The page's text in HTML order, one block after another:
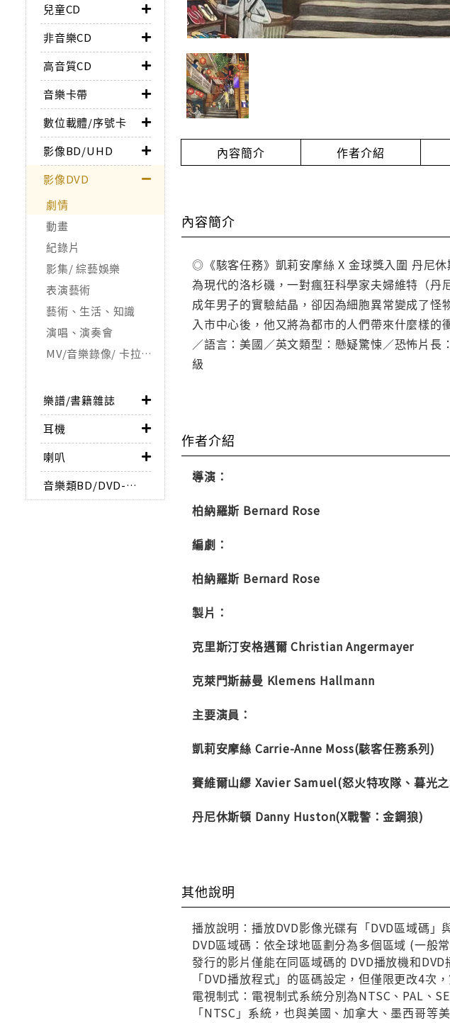
兒童CD
非音樂CD
高音質CD
音樂卡帶
數位載體/序號卡
影像BD/UHD
影像DVD
劇情
動畫
紀錄片
影集/ 綜藝娛樂
表演藝術
藝術、生活、知識
演唱、演奏會
MV/音樂錄像/ 卡拉OK
樂譜/書籍雜誌
耳機
喇叭
音樂類BD/DVD-AUDIO
內容簡介 作者介紹
內容簡介
◎《駭客任務》凱莉安摩絲 X 金球獎入圍 丹尼
為現代的洛杉磯，一對瘋狂科學家夫婦維特（
成年男子的實驗結晶，卻因為細胞異常變成了
入市中心後，他又將為都市的人們帶來什麼樣
／語言：美國／英文類型：懸疑驚悚／恐怖片
級
作者介紹
導演：
柏納羅斯 Bernard Rose
編劇：
柏納羅斯 Bernard Rose
製片：
克里斯汀安格邁爾 Christian Angermayer
克萊門斯赫曼 Klemens Hallmann
主要演員：
凱莉安摩絲 Carrie-Anne Moss(駭客任務系列)
賽維爾山繆 Xavier Samuel(怒火特攻隊、暮光
丹尼休斯頓 Danny Huston(X戰警：金鋼狼)
其他說明
播放說明：播放DVD影像光碟有「DVD區域碼」
DVD區域碼：依全球地區劃分為多個區域 (一般
發行的影片僅能在同區域碼的 DVD播放機和
「DVD播放程式」的區碼設定，但僅限更改4次
電視制式：電視制式系統分別為NTSC、PAL、
「NTSC」系統，也與美國、加拿大、墨西哥等